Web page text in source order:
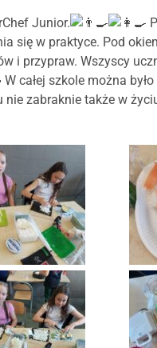
Junior.
się w praktyce. Pod
i przypraw. Wszyscy
W całej szkole można
nie zabraknie także w